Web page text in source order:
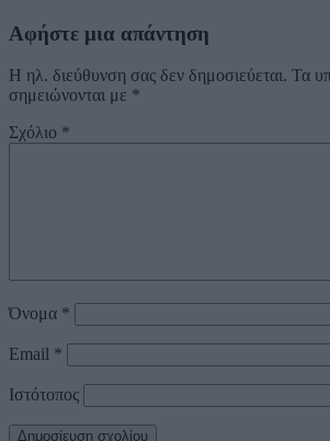
Αφήστε μια απάντηση
Η ηλ. διεύθυνση σας δεν δημοσιεύεται. Τα
σημειώνονται με *
Σχόλιο *
Όνομα *
Email *
Ιστότοπος